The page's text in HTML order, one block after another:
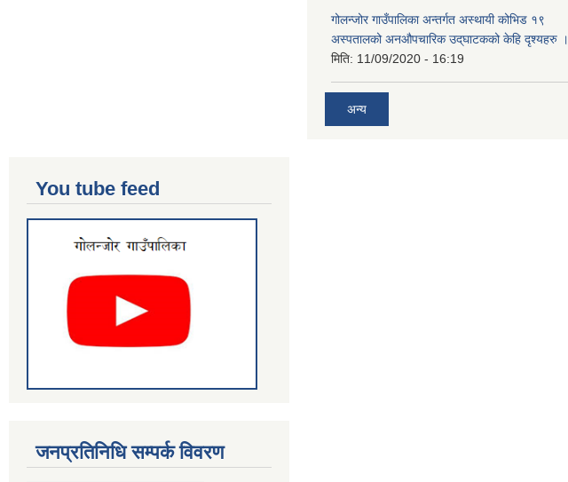
गोलन्जोर गाउँपालिका अन्तर्गत अस्थायी कोभिड १९
अस्पतालको अनऔपचारिक उद्‌घाटकको केहि दृश्यहरु ।
मिति: 11/09/2020 - 16:19
अन्य
You tube feed
जनप्रतिनिधि सम्पर्क विवरण